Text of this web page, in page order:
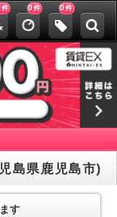
件 0件 0件
島県鹿児島市)
す